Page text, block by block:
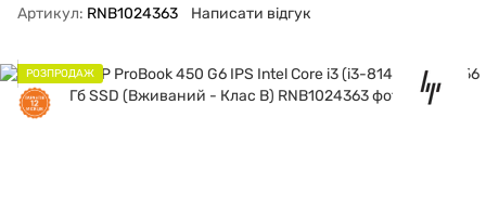
Артикул: RNB1024363 Написати відгук
РОЗПРОДАЖ
Що шукаєш?